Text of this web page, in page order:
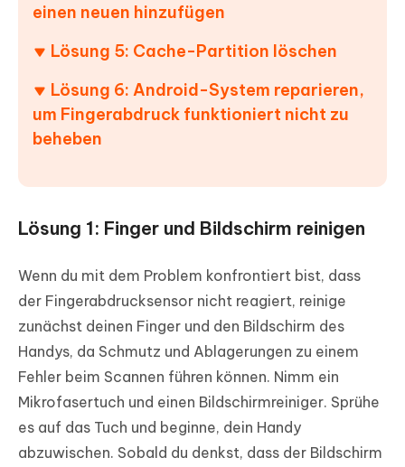
einen neuen hinzufügen
Lösung 5: Cache-Partition löschen
Lösung 6: Android-System reparieren,
um Fingerabdruck funktioniert nicht zu
beheben
Lösung 1: Finger und Bildschirm reinigen
Wenn du mit dem Problem konfrontiert bist, dass
der Fingerabdrucksensor nicht reagiert, reinige
zunächst deinen Finger und den Bildschirm des
Handys, da Schmutz und Ablagerungen zu einem
Fehler beim Scannen führen können. Nimm ein
Mikrofasertuch und einen Bildschirmreiniger. Sprühe
es auf das Tuch und beginne, dein Handy
abzuwischen. Sobald du denkst, dass der Bildschirm